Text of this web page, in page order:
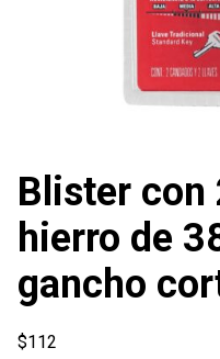
Blister con
hierro de
gancho
$112